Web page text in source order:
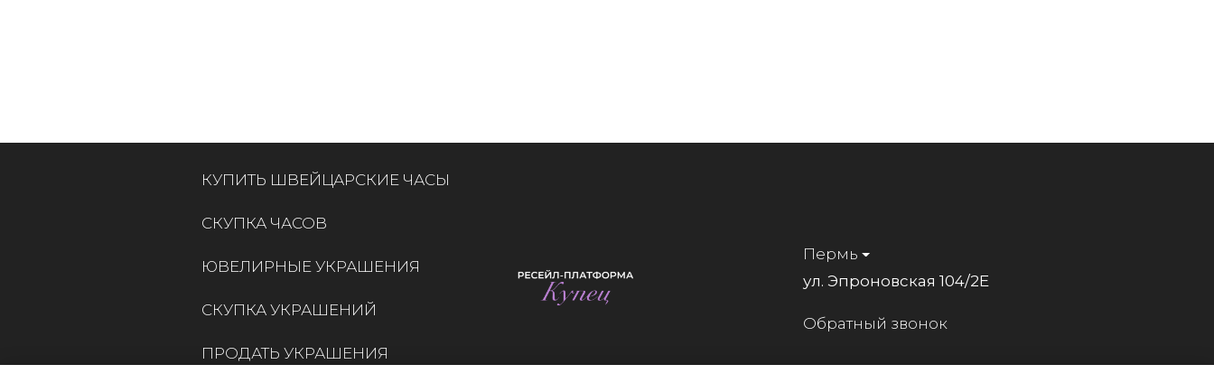
КУПИТЬ ШВЕЙЦАРСКИЕ ЧАСЫ
СКУПКА ЧАСОВ
ЮВЕЛИРНЫЕ УКРАШЕНИЯ
СКУПКА УКРАШЕНИЙ
ПРОДАТЬ УКРАШЕНИЯ
Пермь
ул. Эпроновская 104/2Е
Обратный звонок